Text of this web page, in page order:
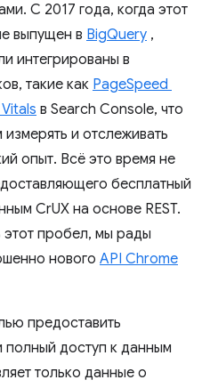
С 2017 года, когда этот
выпущен в BigQuery ,
интегрированы в
такие как PageSpeed ​​
в Search Console, что
и отслеживать
опыт. Всё это время не
бесплатный
CrUX на основе REST.
пробел, мы рады
нового API Chrome
предоставить
доступ к данным
только данные о